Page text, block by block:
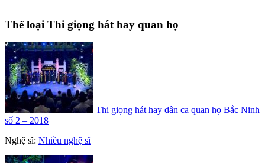
Thể loại Thi giọng hát hay quan họ
Thi giọng hát hay dân ca quan họ Bắc Ninh
số 2 – 2018
Nghệ sĩ: Nhiều nghệ sĩ